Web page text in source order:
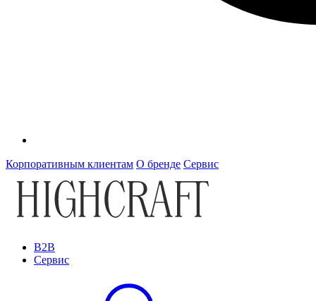
Корпоративным клиентам О бренде Сервис
B2B
Сервис